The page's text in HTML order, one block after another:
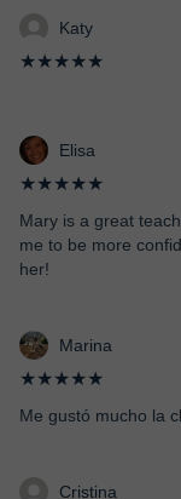
Katy
★★★★★
Elisa
★★★★★
Mary is a great
me to be more
her!
Marina
★★★★★
Me gustó mucho la
Cristina